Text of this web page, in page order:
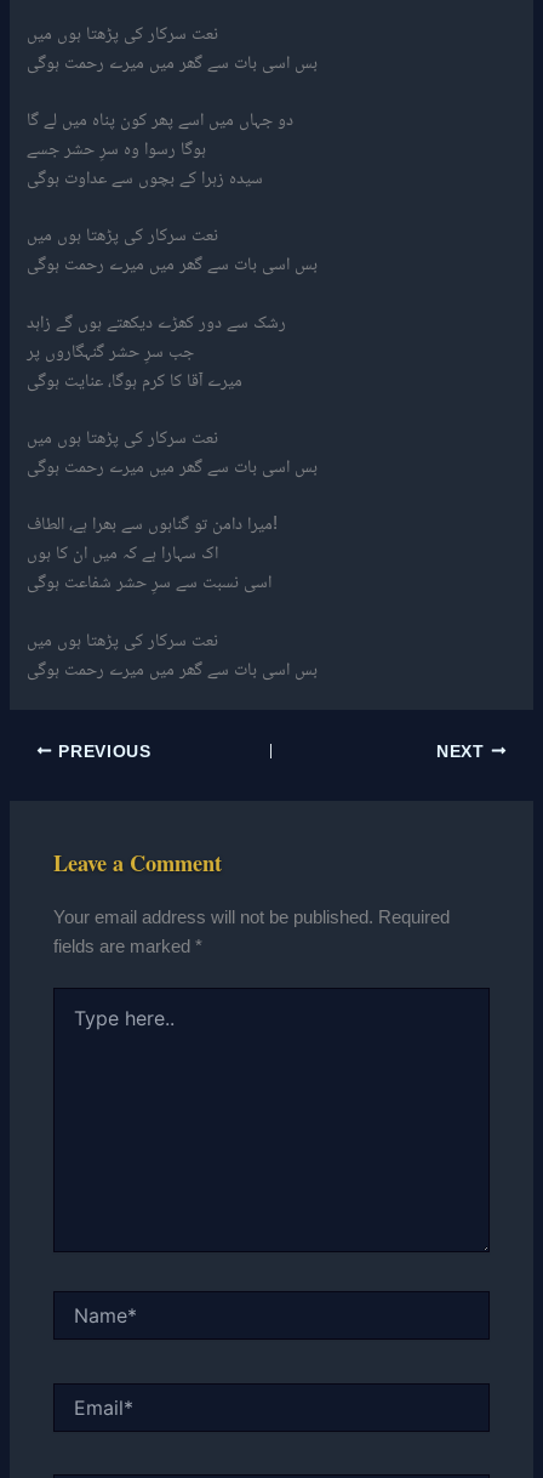
نعت سرکار کی پڑھتا ہوں میں
بس اسی بات سے گھر میں میرے رحمت ہوگی
دو جہاں میں اسے پھر کون پناہ میں لے گا
ہوگا رسوا وہ سرِ حشر جسے
سیدہ زہرا کے بچوں سے عداوت ہوگی
نعت سرکار کی پڑھتا ہوں میں
بس اسی بات سے گھر میں میرے رحمت ہوگی
رشک سے دور کھڑے دیکھتے ہوں گے زاہد
جب سرِ حشر گنہگاروں پر
میرے آقا کا کرم ہوگا، عنایت ہوگی
نعت سرکار کی پڑھتا ہوں میں
بس اسی بات سے گھر میں میرے رحمت ہوگی
میرا دامن تو گناہوں سے بھرا ہے، الطاف!
اک سہارا ہے کہ میں ان کا ہوں
اسی نسبت سے سرِ حشر شفاعت ہوگی
نعت سرکار کی پڑھتا ہوں میں
بس اسی بات سے گھر میں میرے رحمت ہوگی
PREVIOUS NEXT
Leave a Comment
Your email address will not be published. Required
fields are marked*
here..